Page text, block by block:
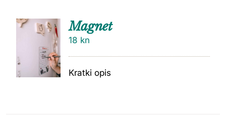
DODAJ
Magnet
18 kn
Kratki opis